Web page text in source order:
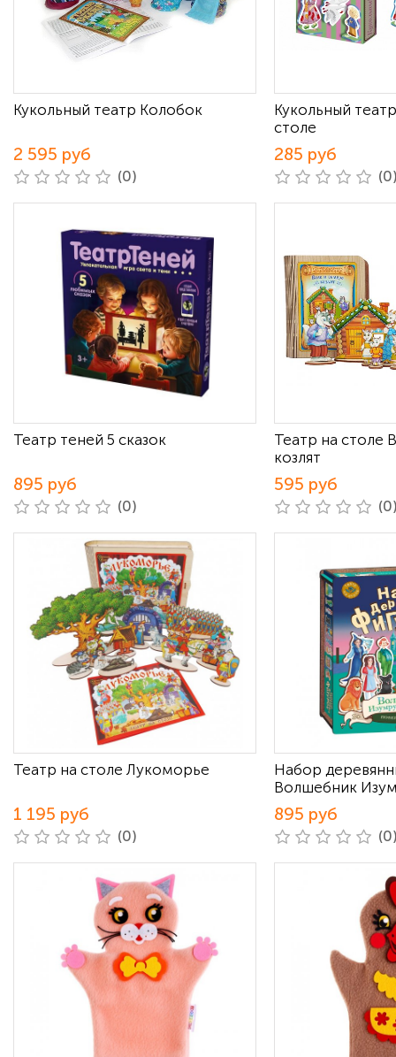
Кукольный театр Колобок
2 595 руб
(0)
Кукольный
столе
285 руб
Театр теней 5 сказок
895 руб
(0)
Театр на столе
козлят
595 руб
Театр на столе Лукоморье
1 195 руб
(0)
Набор
Волшебник
895 руб